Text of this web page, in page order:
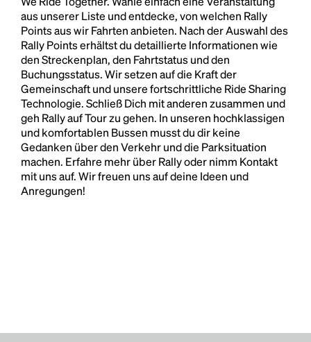
aus unserer Liste und entdecke, von welchen Rally
Points aus wir Fahrten anbieten. Nach der Auswahl des
Rally Points erhältst du detaillierte Informationen wie
den Streckenplan, den Fahrtstatus und den
Buchungsstatus. Wir setzen auf die Kraft der
Gemeinschaft und unsere fortschrittliche Ride Sharing
Technologie. Schließ Dich mit anderen zusammen und
geh Rally auf Tour zu gehen. In unseren hochklassigen
und komfortablen Bussen musst du dir keine
Gedanken über den Verkehr und die Parksituation
machen. Erfahre mehr über Rally oder nimm Kontakt
mit uns auf. Wir freuen uns auf deine Ideen und
Anregungen!